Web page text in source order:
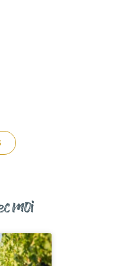
moi